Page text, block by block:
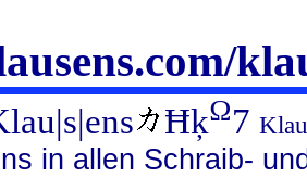
ĦķΩ7
in allen Schraib-